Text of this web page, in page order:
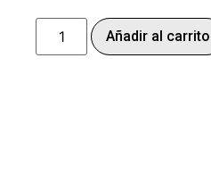
Añadir al carrito